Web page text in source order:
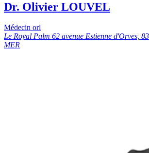
Dr. Olivier LOUVEL
Médecin orl
Le Royal Palm 62 avenue Estienne d'Orves,
MER